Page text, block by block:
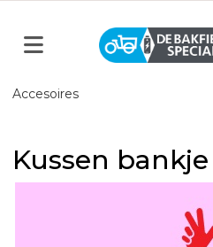
Accesoires
Kussen